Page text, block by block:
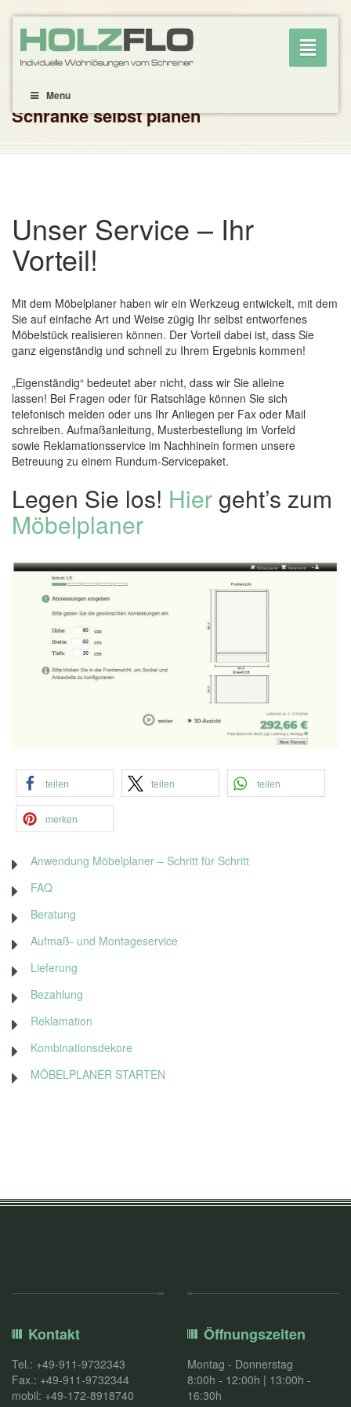
Toggle
Menu
Schränke selbst planen
Unser Service – Ihr
Vorteil!
Mit dem Möbelplaner haben wir ein Werkzeug entwickelt, mit dem
Sie auf einfache Art und Weise zügig Ihr selbst entworfenes
Möbelstück realisieren können. Der Vorteil dabei ist, dass Sie
ganz eigenständig und schnell zu Ihrem Ergebnis kommen!
„Eigenständig“ bedeutet aber nicht, dass wir Sie alleine
lassen! Bei Fragen oder für Ratschläge können Sie sich
telefonisch melden oder uns Ihr Anliegen per Fax oder Mail
schreiben. Aufmaßanleitung, Musterbestellung im Vorfeld
sowie Reklamationsservice im Nachhinein formen unsere
Betreuung zu einem Rundum-Servicepaket.
Legen Sie los! Hier geht’s zum
Möbelplaner
teilen teilen teilen
merken
Anwendung Möbelplaner – Schritt für Schritt
FAQ
Beratung
Aufmaß- und Montageservice
Lieferung
Bezahlung
Reklamation
Kombinationsdekore
MÖBELPLANER STARTEN
Kontakt
Tel.: +49-911-9732343
Fax.: +49-911-9732344
mobil: +49-172-8918740
Öffnungszeiten
Montag - Donnerstag
8:00h - 12:00h | 13:00h -
16:30h